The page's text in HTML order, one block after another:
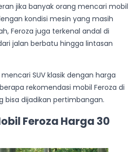
jika banyak orang mencari mobil
kondisi mesin yang masih
Feroza juga terkenal andal di
jalan berbatu hingga lintasan
SUV klasik dengan harga
rekomendasi mobil Feroza di
bisa dijadikan pertimbangan.
Feroza Harga 30